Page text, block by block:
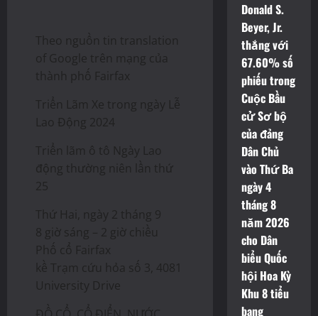
Theo nguồn tin translation
of Google trên mạng của
thành phố Fairfax
Triển Lãm Xe trong ngày Lễ
Lao Động 2024
Triển lãm ô tô Ngày Lao
động thường niên lần thứ
25
Thứ Hai, ngày 2 tháng 9
8 giờ sáng – 2 giờ chiều
Phố cổ Fairfax
kề Trạm cứu hỏa số 3, 4081
University Drive
Donald S.
Beyer, Jr.
thắng với
67.60% số
phiếu trong
Cuộc Bầu
cử Sơ bộ
của đảng
Dân Chủ
vào Thứ Ba
ngày 4
tháng 8
năm 2026
cho Dân
biểu Quốc
hội Hoa Kỳ
Khu 8 tiểu
bang